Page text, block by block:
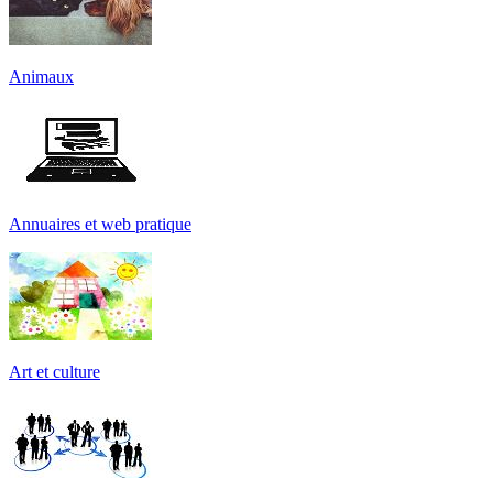
Animaux
Annuaires et web pratique
Art et culture